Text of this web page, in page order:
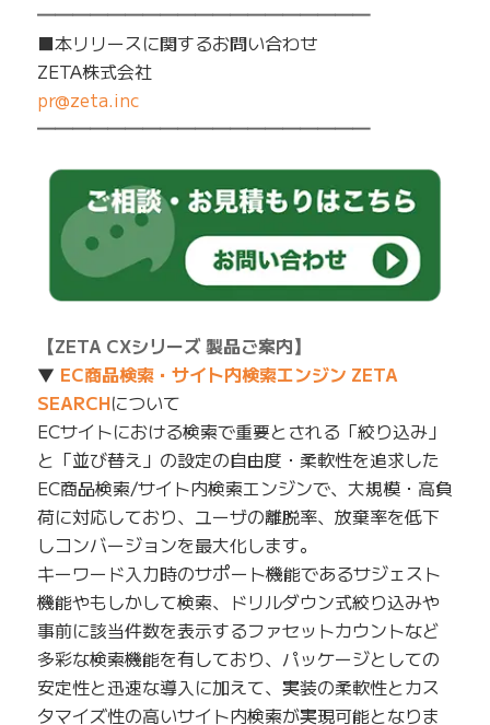
━━━━━━━━━━━━━━━━━━━
■本リリースに関するお問い合わせ
ZETA株式会社
pr@zeta.inc
━━━━━━━━━━━━━━━━━━━
【ZETA CXシリーズ 製品ご案内】
▼ EC商品検索・サイト内検索エンジン ZETA
SEARCHについて
ECサイトにおける検索で重要とされる「絞り込み」
と「並び替え」の設定の自由度・柔軟性を追求した
EC商品検索/サイト内検索エンジンで、大規模・高負
荷に対応しており、ユーザの離脱率、放棄率を低下
しコンバージョンを最大化します。
キーワード入力時のサポート機能であるサジェスト
機能やもしかして検索、ドリルダウン式絞り込みや
事前に該当件数を表示するファセットカウントなど
多彩な検索機能を有しており、パッケージとしての
安定性と迅速な導入に加えて、実装の柔軟性とカス
タマイズ性の高いサイト内検索が実現可能となりま